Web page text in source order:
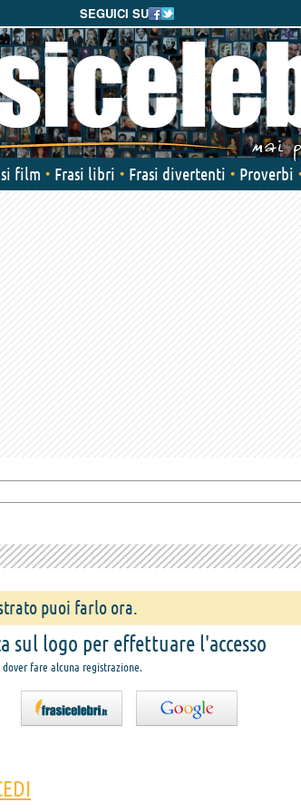
SEGUICI SU
film Frasi libri Frasi divertenti Proverbi
puoi farlo ora.
sul logo per effettuare l'accesso
fare alcuna registrazione.